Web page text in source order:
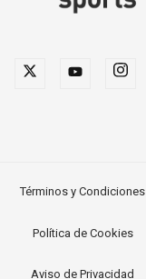
Términos y Condiciones
Política de Cookies
Aviso de Privacidad